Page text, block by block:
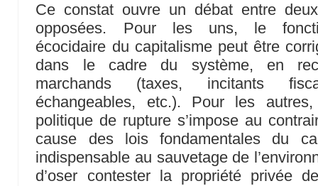
Ce constat ouvre un débat entre
opposées. Pour les uns, le
écocidaire du capitalisme peut être
dans le cadre du système, en
marchands (taxes, incitants
échangeables, etc.). Pour les
politique de rupture s’impose au
cause des lois fondamentales du
indispensable au sauvetage de
d’oser contester la propriété privée